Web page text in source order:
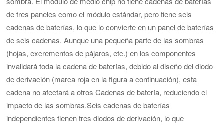
de tres paneles como el módulo estándar, pero tiene seis
cadenas de baterías, lo que lo convierte en un panel de baterías
de seis cadenas. Aunque una pequeña parte de las sombras
(hojas, excrementos de pájaros, etc.) en los componentes
invalidará toda la cadena de baterías, debido al diseño del diodo
de derivación (marca roja en la figura a continuación), esta
cadena no afectará a otros Cadenas de batería, reduciendo el
impacto de las sombras.Seis cadenas de baterías
independientes tienen tres diodos de derivación, lo que